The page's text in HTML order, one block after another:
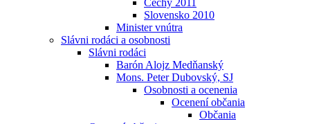
Čechy 2011
Slovensko 2010
Minister vnútra
Slávni rodáci a osobnosti
Slávni rodáci
Barón Alojz Medňanský
Mons. Peter Dubovský, SJ
Osobnosti a ocenenia
Ocenení občania
Občania